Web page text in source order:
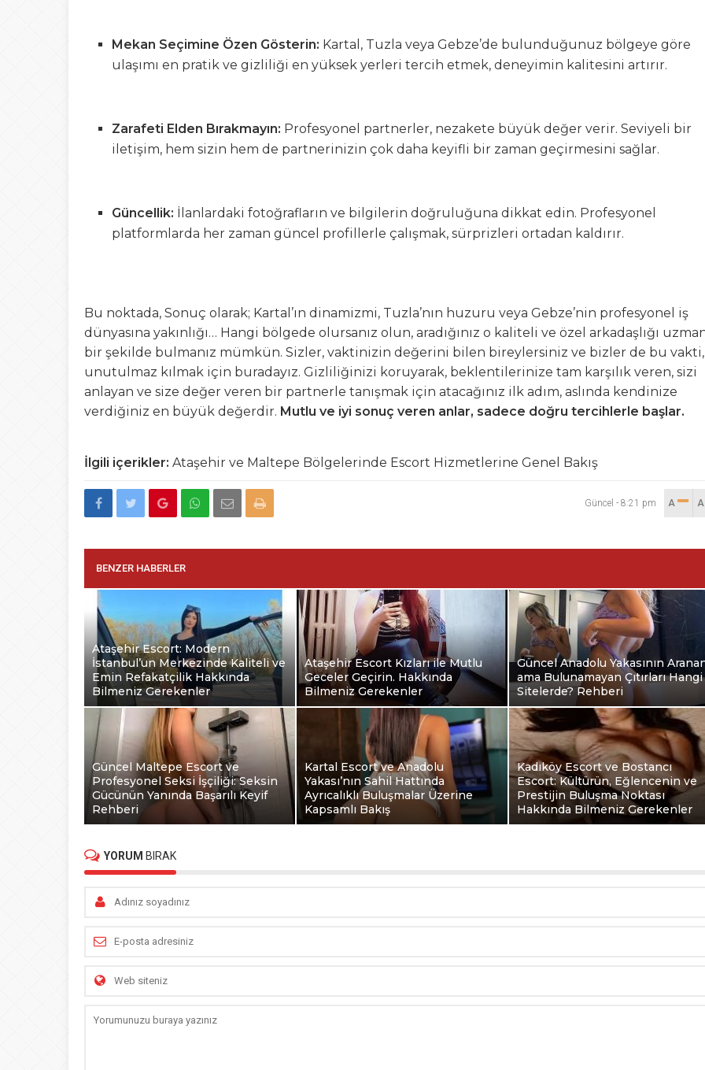
Mekan Seçimine Özen Gösterin: Kartal, Tuzla veya Gebze’de bulunduğunuz bölgeye göre
ulaşımı en pratik ve gizliliği en yüksek yerleri tercih etmek, deneyimin kalitesini artırır.
Zarafeti Elden Bırakmayın: Profesyonel partnerler, nezakete büyük değer verir. Seviyeli bir
iletişim, hem sizin hem de partnerinizin çok daha keyifli bir zaman geçirmesini sağlar.
Güncellik: İlanlardaki fotoğrafların ve bilgilerin doğruluğuna dikkat edin. Profesyonel
platformlarda her zaman güncel profillerle çalışmak, sürprizleri ortadan kaldırır.
Bu noktada, Sonuç olarak; Kartal’ın dinamizmi, Tuzla’nın huzuru veya Gebze’nin profesyonel iş
dünyasına yakınlığı… Hangi bölgede olursanız olun, aradığınız o kaliteli ve özel arkadaşlığı
bir şekilde bulmanız mümkün. Sizler, vaktinizin değerini bilen bireylersiniz ve bizler de bu vakti,
unutulmaz kılmak için buradayız. Gizliliğinizi koruyarak, beklentilerinize tam karşılık veren, sizi
anlayan ve size değer veren bir partnerle tanışmak için atacağınız ilk adım, aslında kendinize
verdiğiniz en büyük değerdir. Mutlu ve iyi sonuç veren anlar, sadece doğru tercihlerle başlar.
İlgili içerikler: Ataşehir ve Maltepe Bölgelerinde Escort Hizmetlerine Genel Bakış
Güncel - 8:21 pm A
BENZER HABERLER
Ataşehir Escort: Modern
İstanbul’un Merkezinde Kaliteli ve
Emin Refakatçilik Hakkında
Bilmeniz Gerekenler
Ataşehir Escort Kızları ile Mutlu
Geceler Geçirin. Hakkında
Bilmeniz Gerekenler
Güncel Anadolu Yakasının
ama Bulunamayan Çıtırları Hangi
Sitelerde? Rehberi
Güncel Maltepe Escort ve
Profesyonel Seksi İşçiliği: Seksin
Gücünün Yanında Başarılı Keyif
Rehberi
Kartal Escort ve Anadolu
Yakası’nın Sahil Hattında
Ayrıcalıklı Buluşmalar Üzerine
Kapsamlı Bakış
Kadıköy Escort ve Bostancı
Escort: Kültürün, Eğlencenin ve
Prestijin Buluşma Noktası
Hakkında Bilmeniz Gerekenler
YORUM BIRAK